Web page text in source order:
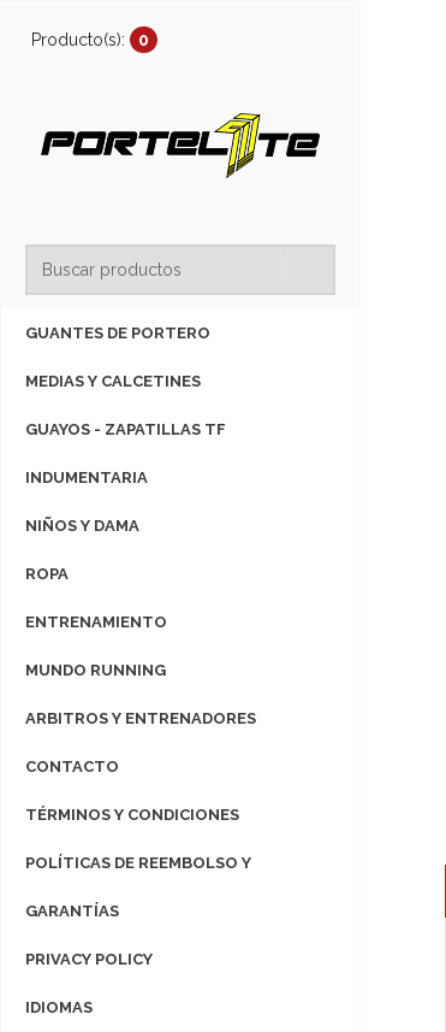
Producto(s): 0
GUANTES DE PORTERO
MEDIAS Y CALCETINES
GUAYOS - ZAPATILLAS TF
INDUMENTARIA
NIÑOS Y DAMA
ROPA
ENTRENAMIENTO
MUNDO RUNNING
ARBITROS Y ENTRENADORES
CONTACTO
TÉRMINOS Y CONDICIONES
POLÍTICAS DE REEMBOLSO Y
GARANTÍAS
PRIVACY POLICY
IDIOMAS